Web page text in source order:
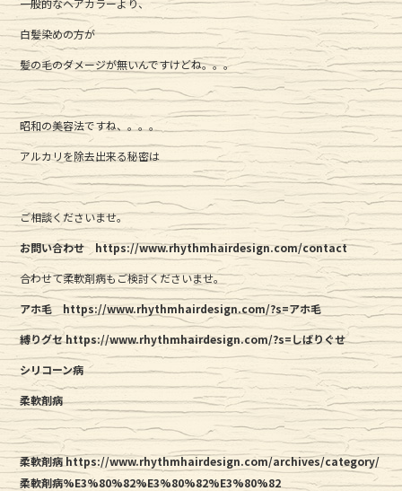
o
k
白髪染めの方が
髪の毛のダメージが無いんですけどね。。。
昭和の美容法ですね、。。。
アルカリを除去出来る秘密は
ご相談くださいませ。
お問い合わせ https://www.rhythmhairdesign.com/contact
合わせて柔軟剤病もご検討くださいませ。
アホ毛
https://www.rhythmhairdesign.com/?s=アホ毛
縛りグセhttps://www.rhythmhairdesign.com/?s=しばりぐせ
シリコーン病
柔軟剤病
柔軟剤病 https://www.rhythmhairdesign.com/archives/category/
柔軟剤病%E3%80%82%E3%80%82%E3%80%82